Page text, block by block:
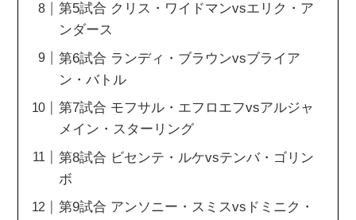
第5試合 クリス・ワイドマンvsエリク・ア
ンダース
第6試合 ランディ・ブラウンvsブライア
ン・バトル
第7試合 モフサル・エフロエフvsアルジャ
メイン・スターリング
第8試合 ビセンテ・ルケvsテンバ・ゴリン
ボ
第9試合 アンソニー・スミスvsドミニク・